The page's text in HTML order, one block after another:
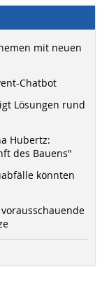
mit neuen
Chatbot
Lösungen rund
Hubertz:
des Bauens"
könnten